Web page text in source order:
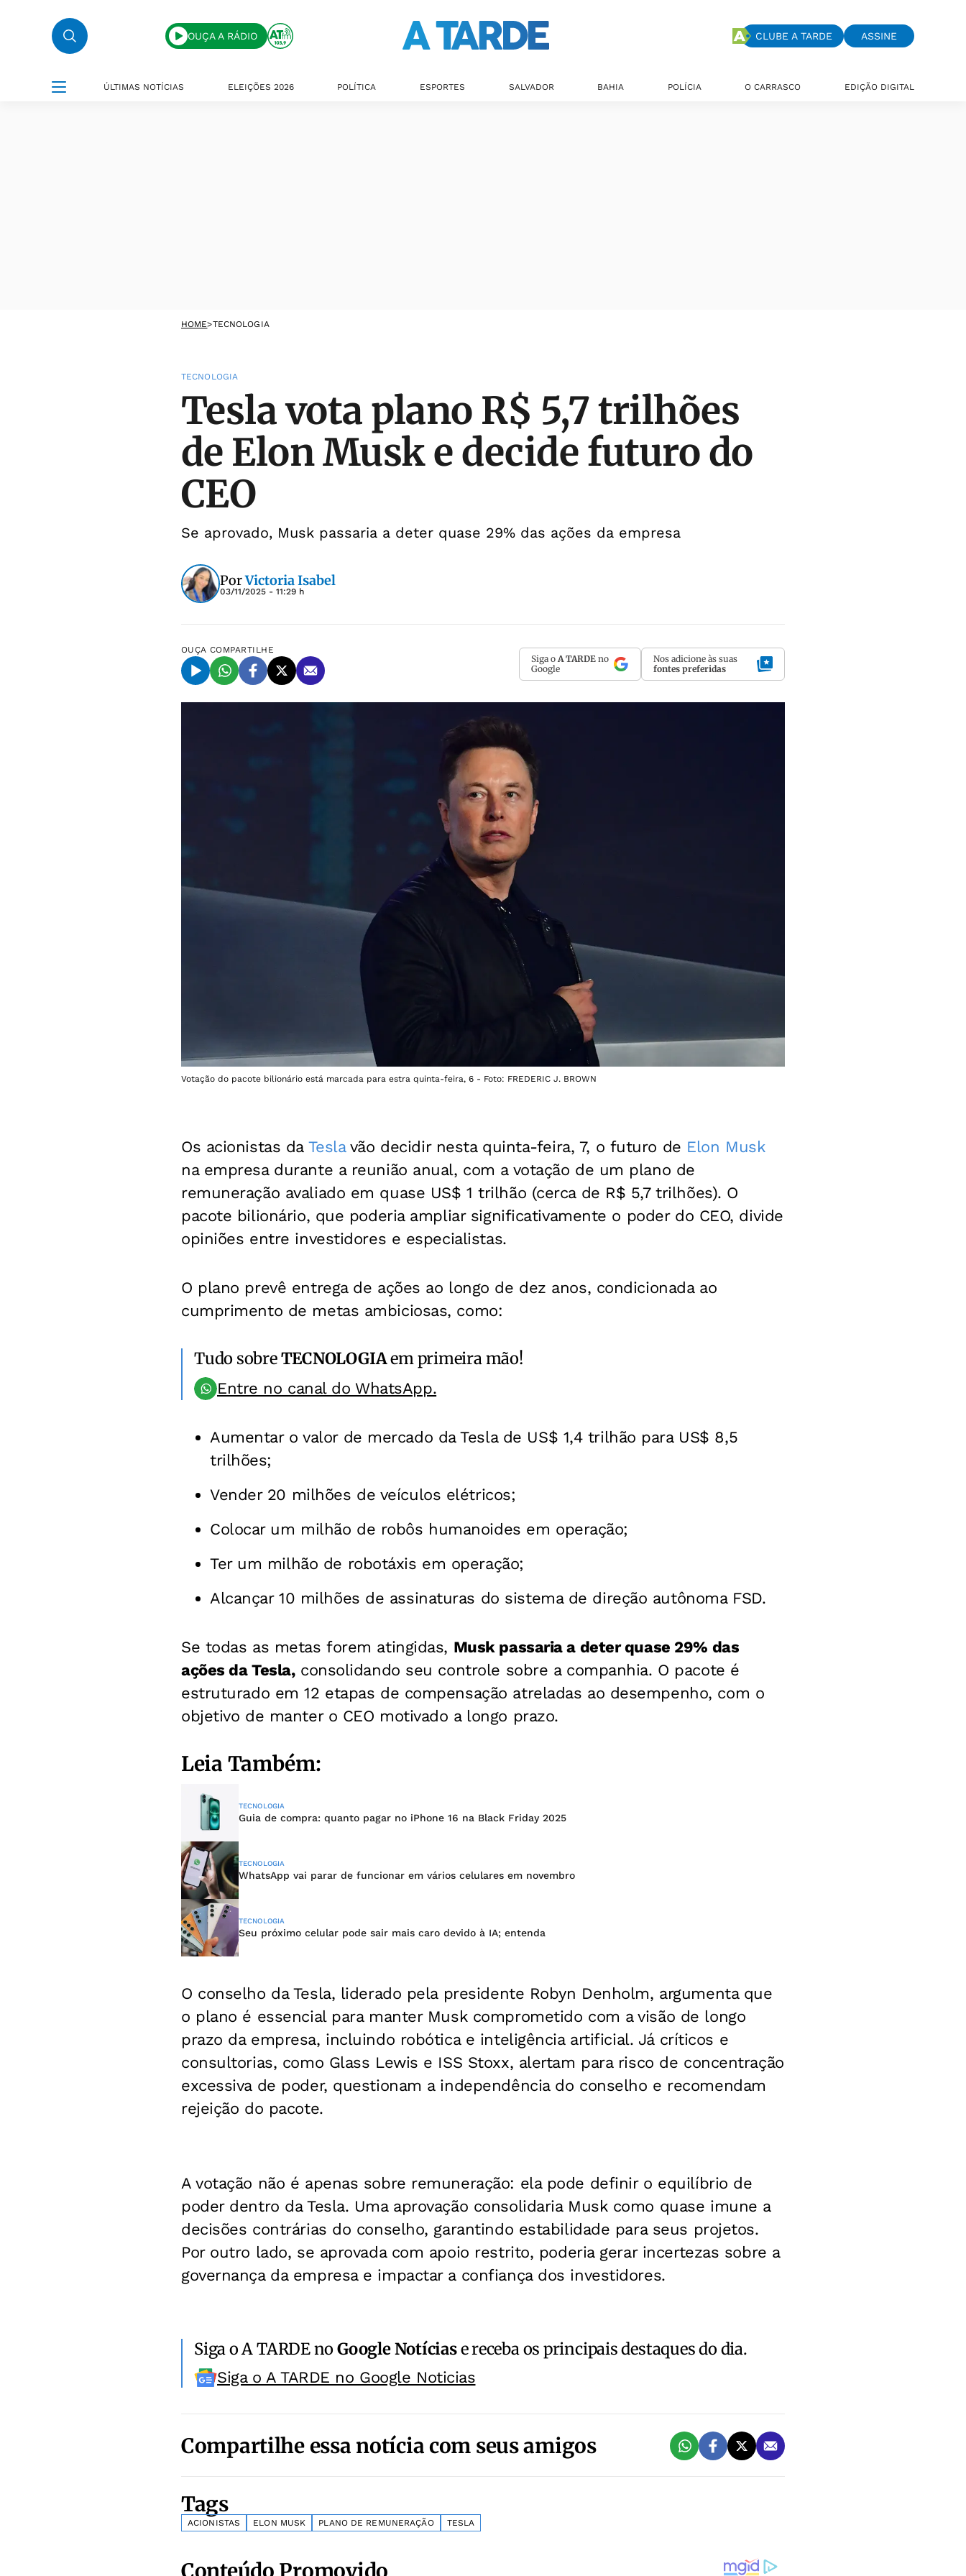
OUÇA A RÁDIO CLUBE A TARDE ASSINE
ÚLTIMAS NOTÍCIAS ELEIÇÕES 2026 POLÍTICA ESPORTES SALVADOR BAHIA POLÍCIA O CARRASCO EDIÇÃO DIGITAL
HOME>TECNOLOGIA
TECNOLOGIA
Tesla vota plano R$ 5,7 trilhões
de Elon Musk e decide futuro do
CEO
Se aprovado, Musk passaria a deter quase 29% das ações da empresa
PorVictoria Isabel
03/11/2025 - 11:29 h
OUÇA COMPARTILHE
Siga o A TARDE no
Google
Nos adicione às suas
fontes preferidas
Votação do pacote bilionário está marcada para estra quinta-feira, 6 - Foto: FREDERIC J. BROWN
Os acionistas da Teslavão decidir nesta quinta-feira, 7, o futuro de Elon Musk
na empresa durante a reunião anual, com a votação de um plano de
remuneração avaliado em quase US$ 1 trilhão (cerca de R$ 5,7 trilhões). O
pacote bilionário, que poderia ampliar significativamente o poder do CEO, divide
opiniões entre investidores e especialistas.
O plano prevê entrega de ações ao longo de dez anos, condicionada ao
cumprimento de metas ambiciosas, como:
Tudo sobreTECNOLOGIAem primeira mão!
Entre no canal do WhatsApp.
Aumentar o valor de mercado da Tesla de US$ 1,4 trilhão para US$ 8,5
trilhões;
Vender 20 milhões de veículos elétricos;
Colocar um milhão de robôs humanoides em operação;
Ter um milhão de robotáxis em operação;
Alcançar 10 milhões de assinaturas do sistema de direção autônoma FSD.
Se todas as metas forem atingidas, Musk passaria a deter quase 29% das
ações da Tesla,consolidando seu controle sobre a companhia. O pacote é
estruturado em 12 etapas de compensação atreladas ao desempenho, com o
objetivo de manter o CEO motivado a longo prazo.
Leia Também:
TECNOLOGIA
Guia de compra: quanto pagar no iPhone 16 na Black Friday 2025
TECNOLOGIA
WhatsApp vai parar de funcionar em vários celulares em novembro
TECNOLOGIA
Seu próximo celular pode sair mais caro devido à IA; entenda
O conselho da Tesla, liderado pela presidente Robyn Denholm, argumenta que
o plano é essencial para manter Musk comprometido com a visão de longo
prazo da empresa, incluindo robótica e inteligência artificial. Já críticos e
consultorias, como Glass Lewis e ISS Stoxx, alertam para risco de concentração
excessiva de poder, questionam a independência do conselho e recomendam
rejeição do pacote.
A votação não é apenas sobre remuneração: ela pode definir o equilíbrio de
poder dentro da Tesla. Uma aprovação consolidaria Musk como quase imune a
decisões contrárias do conselho, garantindo estabilidade para seus projetos.
Por outro lado, se aprovada com apoio restrito, poderia gerar incertezas sobre a
governança da empresa e impactar a confiança dos investidores.
Siga o A TARDE noGoogle Notíciase receba os principais destaques do dia.
Siga o A TARDE no Google Noticias
Compartilhe essa notícia com seus amigos
Tags
ACIONISTAS ELON MUSK PLANO DE REMUNERAÇÃO TESLA